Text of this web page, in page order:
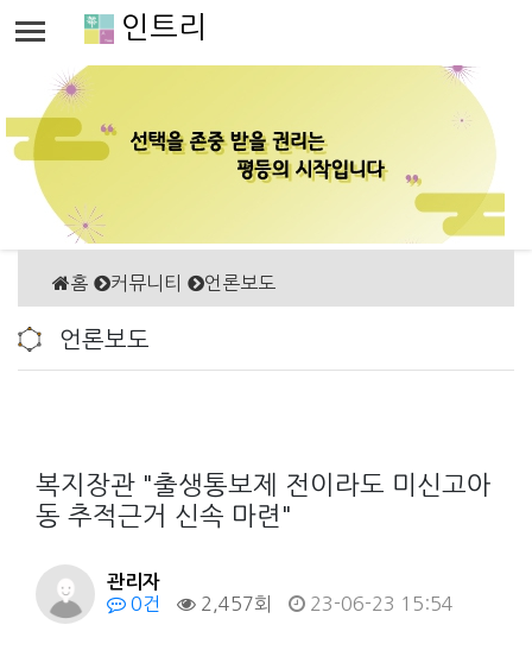
인트리
홈 커뮤니티 언론보도
언론보도
복지장관 "출생통보제 전이라도 미신고아
동 추적근거 신속 마련"
관리자
0건 2,457회 23-06-23 15:54